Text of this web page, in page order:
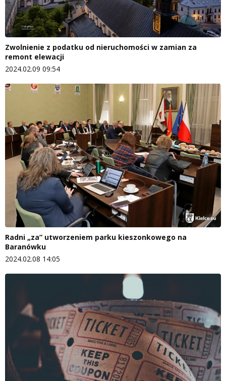
Zwolnienie z podatku od nieruchomości w zamian za
remont elewacji
2024.02.09 09:54
Radni „za” utworzeniem parku kieszonkowego na
Baranówku
2024.02.08 14:05